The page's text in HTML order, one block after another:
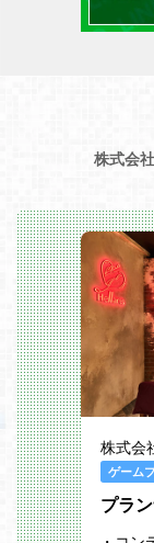
株式会
株式会
ゲーム
プラ